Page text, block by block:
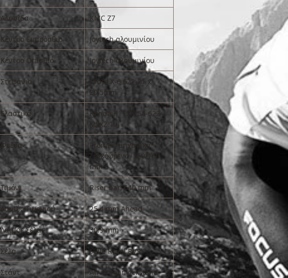
Αλυσίδα KMC Z7
Κέντρο Εμπρόσθιο Joytech αλουμινίου
Κέντρο Οπίσθιο Joytech αλουμινίου
Στεφάνια
Cross X-6 622-21 x
20.5mm
Ελαστικά
Kenda K1153, 54-622
(29x2.10)
Φρένα
Promax, μηχανικά
δισκόφρενα, 160/160
mm
Τιμόνι Riser bar, 640 mm
Λαιμός Τιμονιού 25.4 mm Ahead
Λαιμός Σέλας 30.9 mm
Σέλα Selle Royal RVS
Στάντ Atran rear kickstand